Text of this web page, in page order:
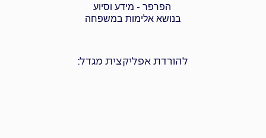
הפרפר - מידע וסיוע
בנושא אלימות במשפחה
להורדת אפליקצית מגדל: